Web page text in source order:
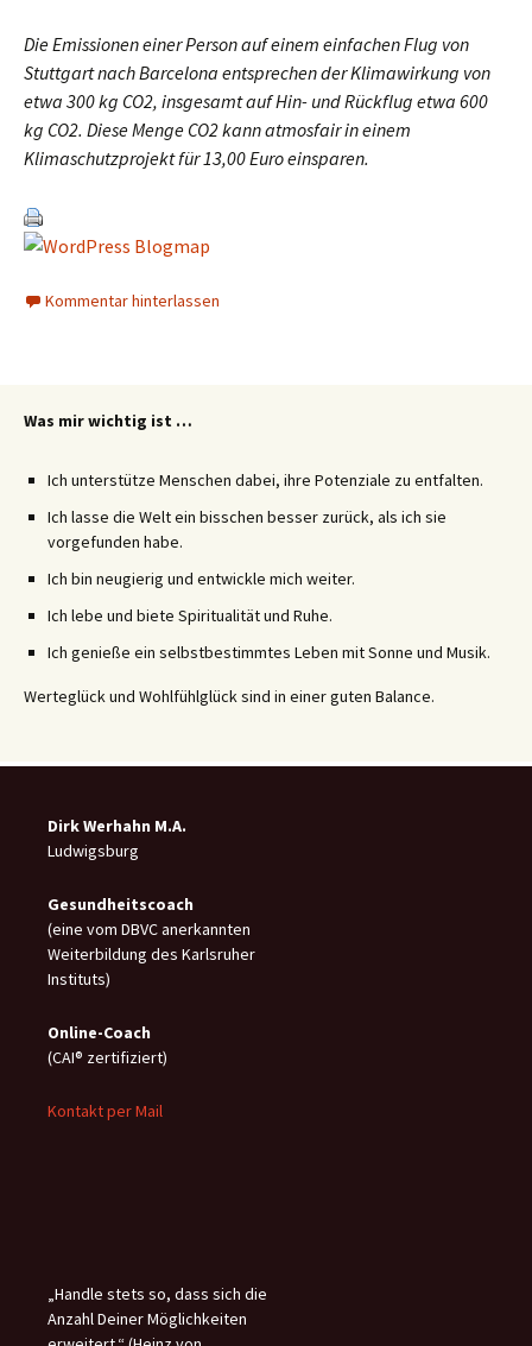
Die Emissionen einer Person auf einem einfachen Flug von
Stuttgart nach Barcelona entsprechen der Klimawirkung von
etwa 300 kg CO2, insgesamt auf Hin- und Rückflug etwa 600
kg CO2. Diese Menge CO2kann atmosfair in einem
Klimaschutzprojekt für 13,00 Euro einsparen.
Kommentar hinterlassen
Was mir wichtig ist …
Ich unterstütze Menschen dabei, ihre Potenziale zu entfalten.
Ich lasse die Welt ein bisschen besser zurück, als ich sie
vorgefunden habe.
Ich bin neugierig und entwickle mich weiter.
Ich lebe und biete Spiritualität und Ruhe.
Ich genieße ein selbstbestimmtes Leben mit Sonne und Musik.
Werteglück und Wohlfühlglück sind in einer guten Balance.
Dirk Werhahn M.A.
Ludwigsburg
Gesundheitscoach
(eine vom DBVC anerkannten
Weiterbildung des Karlsruher
Instituts)
Online-Coach
(CAI® zertifiziert)
Kontakt per Mail
„Handle stets so, dass sich die
Anzahl Deiner Möglichkeiten